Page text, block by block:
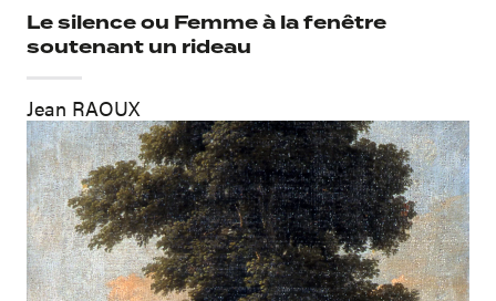
Le silence ou Femme à la fenêtre
soutenant un rideau
Jean RAOUX